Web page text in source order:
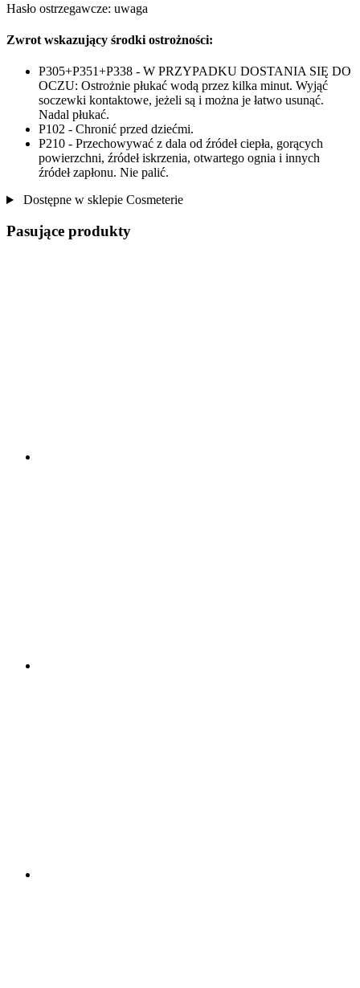
Hasło ostrzegawcze: uwaga
Zwrot wskazujący środki ostrożności:
P305+P351+P338 - W PRZYPADKU DOSTANIA SIĘ DO
OCZU: Ostrożnie płukać wodą przez kilka minut. Wyjąć
soczewki kontaktowe, jeżeli są i można je łatwo usunąć.
Nadal płukać.
P102 - Chronić przed dziećmi.
P210 - Przechowywać z dala od źródeł ciepła, gorących
powierzchni, źródeł iskrzenia, otwartego ognia i innych
źródeł zapłonu. Nie palić.
Dostępne w sklepie Cosmeterie
Pasujące produkty